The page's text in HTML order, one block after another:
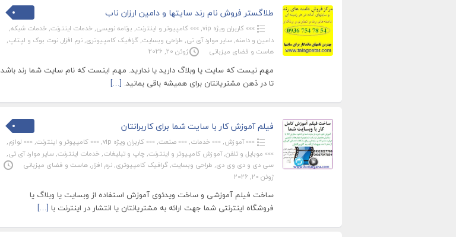
طلاگستر فروش نام رند سایتها و دامین ارزان ناب
»»» کاربران ویژه vip , »»» کامپیوتر و اینترنت, برنامه نویسی, خدمات اینترنت, خدمات شبکه,
دامین و دامنه, سایر موارد آی تی, طراحی وبسایت, گرافیک کامپیوتری, نرم افزار, نوت بوک و لپتاپ,
هاست و فضای میزبانی
ژوئن 20, 2026
مهم نیست که سایت یا وبلاگ دارید یا ندارید. مهم اینست که نام سایت شما رند باشد
تا در ذهن مشتریانتان برای همیشه باقی بمانید. […]
فیلم آموزش کار با سایت شما برای کاربرانتان
»»» آموزش, »»» خدمات, »»» صنعت, »»» کاربران ویژه vip , »»» کامپیوتر و اینترنت, »»» لوازم,
»»» موبایل و تلفن,آموزش کامپیوتر و اینترنت, چاپ و تبلیغات, خدمات اینترنت, سایر موارد آی تی,
سی دی و دی وی دی, طراحی وبسایت, گرافیک کامپیوتری, نرم افزار, هاست و فضای میزبانی
ژوئن 20, 2026
ساخت فیلم آموزشی و ساخت ویدئوی آموزش استفاده از وبسایت یا وبلاگ یا
فروشگاه اینترنتی شما جهت ارائه به مشتریانتان یا انتشار در اینترنت با […]